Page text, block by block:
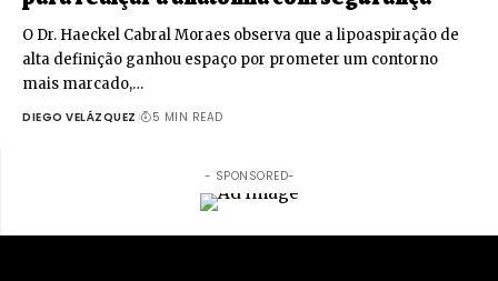
O Dr. Haeckel Cabral Moraes observa que a lipoaspiração de
alta definição ganhou espaço por prometer um contorno
mais marcado,…
DIEGO VELÁZQUEZ 5 MIN READ
- SPONSORED-